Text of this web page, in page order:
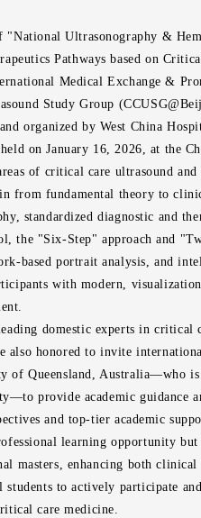
Ultrasonography &
Pathways based on
Medical Exchange &
Study Group
organized by West China
on January 16, 2026, at the
of critical care ultrasound
from fundamental theory to
standardized diagnostic and
the "Six-Step" approach and
based portrait analysis, and
with modern,
domestic experts in critical
also honored to invite
of Queensland, Australia—who
provide academic guidance
and top-tier academic
learning opportunity
masters, enhancing both clinical
students to actively participate
care medicine.